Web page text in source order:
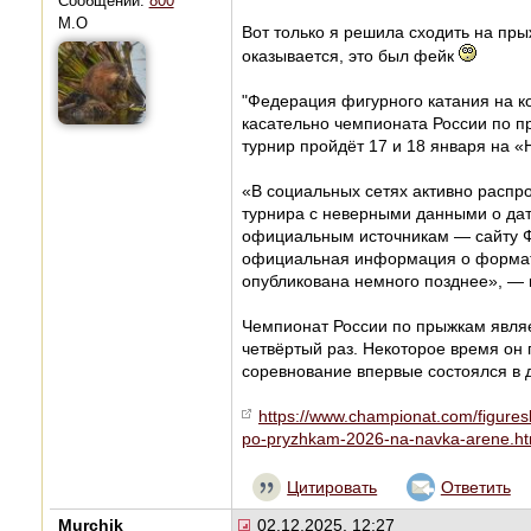
М.О
Вот только я решила сходить на
оказывается, это был фейк
"Федерация фигурного катания на
касательно чемпионата России по
турнир пройдёт 17 и 18 января на
«В социальных сетях активно
турнира с неверными данными о
официальным источникам — сайту
официальная информация о
опубликована немного позднее»,
Чемпионат России по прыжкам
четвёртый раз. Некоторое время он
соревнование впервые состоялся в
https://www.championat.com/
po-pryzhkam-2026-na-navka-
Цитировать Ответить
Murchik 02.12.2025, 12:27